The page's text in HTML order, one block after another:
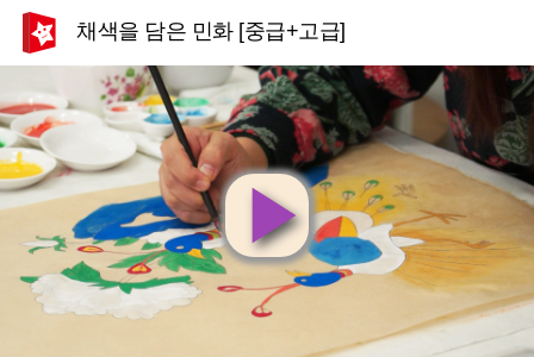
채색을 담은 민화 [중급+고급]
영